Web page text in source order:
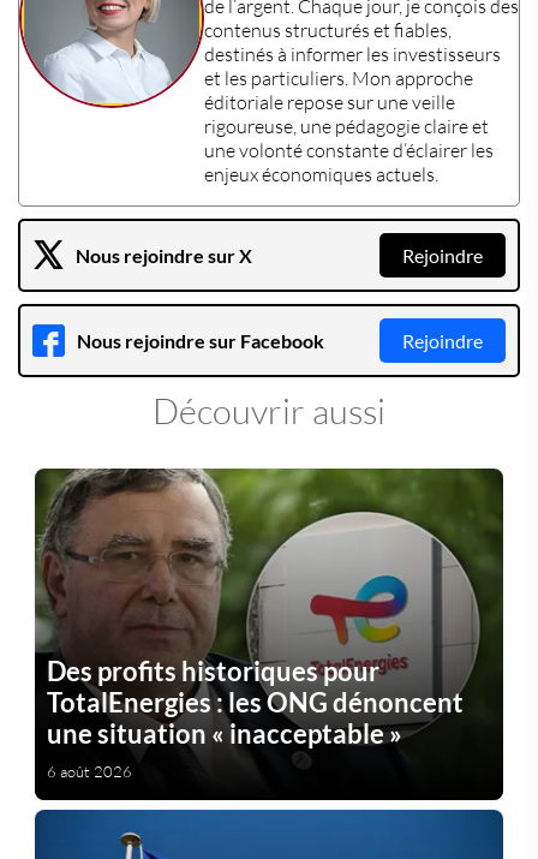
de l’argent. Chaque jour, je conçois des
contenus structurés et fiables,
destinés à informer les investisseurs
et les particuliers. Mon approche
éditoriale repose sur une veille
rigoureuse, une pédagogie claire et
une volonté constante d’éclairer les
enjeux économiques actuels.
Nous rejoindre sur X Rejoindre
Nous rejoindre sur Facebook Rejoindre
Découvrir aussi
Des profits historiques pour
TotalEnergies : les ONG dénoncent
une situation « inacceptable »
6 août 2026